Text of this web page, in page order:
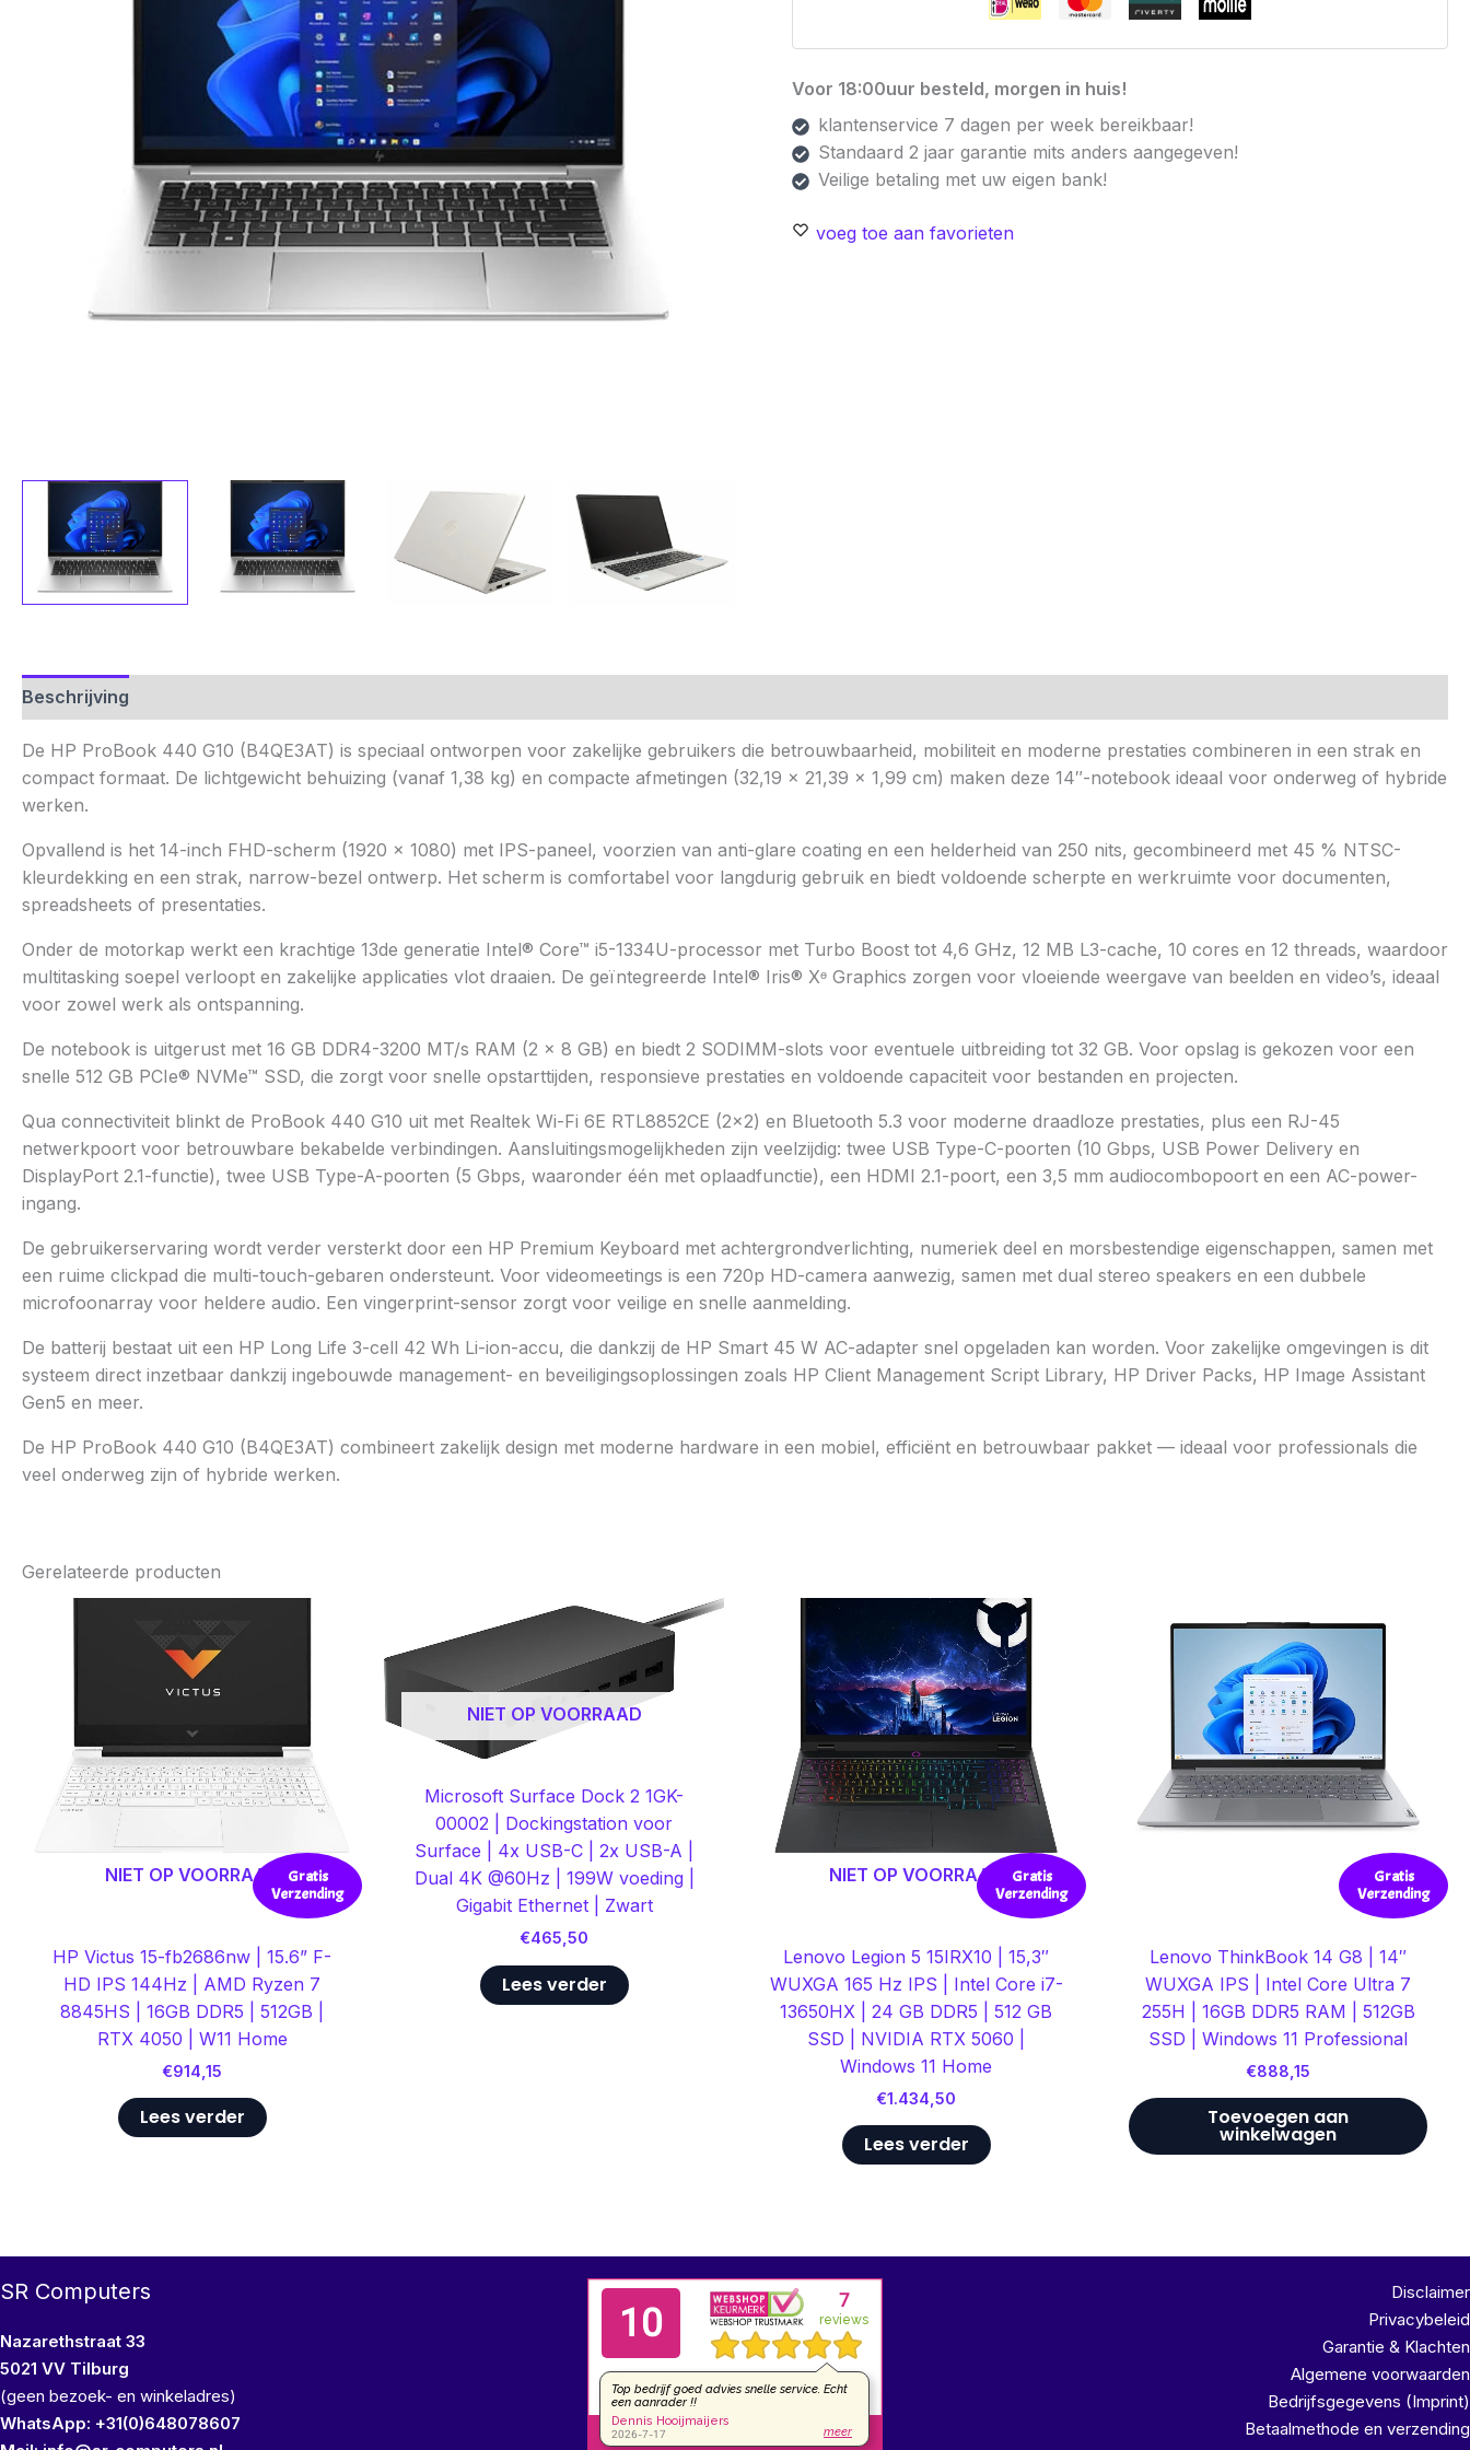
Voor 18:00uur besteld, morgen in huis!
klantenservice 7 dagen per week bereikbaar!
Standaard 2 jaar garantie mits anders aangegeven!
Veilige betaling met uw eigen bank!
voeg toe aan favorieten
Beschrijving
De HP ProBook 440 G10 (B4QE3AT) is speciaal ontworpen voor zakelijke gebruikers die betrouwbaarheid, mobiliteit en moderne prestaties combineren in een strak en
compact formaat. De lichtgewicht behuizing (vanaf 1,38 kg) en compacte afmetingen (32,19 × 21,39 × 1,99 cm) maken deze 14″-notebook ideaal voor onderweg of hybride
werken.
Opvallend is het 14-inch FHD-scherm (1920 × 1080) met IPS-paneel, voorzien van anti-glare coating en een helderheid van 250 nits, gecombineerd met 45 % NTSC-
kleurdekking en een strak, narrow-bezel ontwerp. Het scherm is comfortabel voor langdurig gebruik en biedt voldoende scherpte en werkruimte voor documenten,
spreadsheets of presentaties.
Onder de motorkap werkt een krachtige 13de generatie Intel® Core™ i5-1334U-processor met Turbo Boost tot 4,6 GHz, 12 MB L3-cache, 10 cores en 12 threads, waardoor
multitasking soepel verloopt en zakelijke applicaties vlot draaien. De geïntegreerde Intel® Iris® Xᶱ Graphics zorgen voor vloeiende weergave van beelden en video’s, ideaal
voor zowel werk als ontspanning.
De notebook is uitgerust met 16 GB DDR4-3200 MT/s RAM (2 × 8 GB) en biedt 2 SODIMM-slots voor eventuele uitbreiding tot 32 GB. Voor opslag is gekozen voor een
snelle 512 GB PCIe® NVMe™ SSD, die zorgt voor snelle opstarttijden, responsieve prestaties en voldoende capaciteit voor bestanden en projecten.
Qua connectiviteit blinkt de ProBook 440 G10 uit met Realtek Wi-Fi 6E RTL8852CE (2×2) en Bluetooth 5.3 voor moderne draadloze prestaties, plus een RJ-45
netwerkpoort voor betrouwbare bekabelde verbindingen. Aansluitingsmogelijkheden zijn veelzijdig: twee USB Type-C-poorten (10 Gbps, USB Power Delivery en
DisplayPort 2.1-functie), twee USB Type-A-poorten (5 Gbps, waaronder één met oplaadfunctie), een HDMI 2.1-poort, een 3,5 mm audiocombopoort en een AC-power-
ingang.
De gebruikerservaring wordt verder versterkt door een HP Premium Keyboard met achtergrondverlichting, numeriek deel en morsbestendige eigenschappen, samen met
een ruime clickpad die multi-touch-gebaren ondersteunt. Voor videomeetings is een 720p HD-camera aanwezig, samen met dual stereo speakers en een dubbele
microfoonarray voor heldere audio. Een vingerprint-sensor zorgt voor veilige en snelle aanmelding.
De batterij bestaat uit een HP Long Life 3-cell 42 Wh Li-ion-accu, die dankzij de HP Smart 45 W AC-adapter snel opgeladen kan worden. Voor zakelijke omgevingen is dit
systeem direct inzetbaar dankzij ingebouwde management- en beveiligingsoplossingen zoals HP Client Management Script Library, HP Driver Packs, HP Image Assistant
Gen5 en meer.
De HP ProBook 440 G10 (B4QE3AT) combineert zakelijk design met moderne hardware in een mobiel, efficiënt en betrouwbaar pakket — ideaal voor professionals die
veel onderweg zijn of hybride werken.
Gerelateerde producten
Gratis
Verzending
NIET OP VOORRAAD
HP Victus 15-fb2686nw | 15.6” F-
HD IPS 144Hz | AMD Ryzen 7
8845HS | 16GB DDR5 | 512GB |
RTX 4050 | W11 Home
€914,15
Lees verder
NIET OP VOORRAAD
Microsoft Surface Dock 2 1GK-
00002 | Dockingstation voor
Surface | 4x USB-C | 2x USB-A |
Dual 4K @60Hz | 199W voeding |
Gigabit Ethernet | Zwart
€465,50
Lees verder
Gratis
Verzending
NIET OP VOORRAAD
Lenovo Legion 5 15IRX10 | 15,3″
WUXGA 165 Hz IPS | Intel Core i7-
13650HX | 24 GB DDR5 | 512 GB
SSD | NVIDIA RTX 5060 |
Windows 11 Home
€1.434,50
Lees verder
Gratis
Verzending
Lenovo ThinkBook 14 G8 | 14″
WUXGA IPS | Intel Core Ultra 7
255H | 16GB DDR5 RAM | 512GB
SSD | Windows 11 Professional
€888,15
Toevoegen aan
winkelwagen
SR Computers
Nazarethstraat 33
5021 VV Tilburg
(geen bezoek- en winkeladres)
WhatsApp: +31(0)648078607
Disclaimer
Privacybeleid
Garantie & Klachten
Algemene voorwaarden
Bedrijfsgegevens (Imprint)
Betaalmethode en verzending